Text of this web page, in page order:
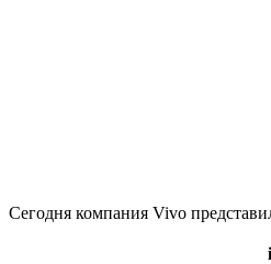
Сегодня компания Vivo